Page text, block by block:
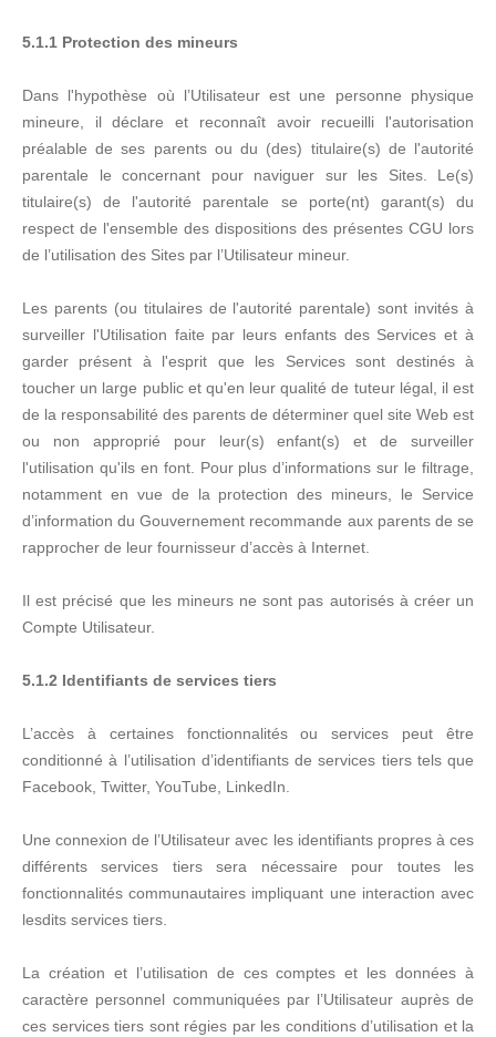
5.1.1 Protection des mineurs
Dans l'hypothèse où l’Utilisateur est une personne physique
mineure, il déclare et reconnaît avoir recueilli l'autorisation
préalable de ses parents ou du (des) titulaire(s) de l'autorité
parentale le concernant pour naviguer sur les Sites. Le(s)
titulaire(s) de l'autorité parentale se porte(nt) garant(s) du
respect de l'ensemble des dispositions des présentes CGU lors
de l’utilisation des Sites par l’Utilisateur mineur.
Les parents (ou titulaires de l'autorité parentale) sont invités à
surveiller l'Utilisation faite par leurs enfants des Services et à
garder présent à l'esprit que les Services sont destinés à
toucher un large public et qu'en leur qualité de tuteur légal, il est
de la responsabilité des parents de déterminer quel site Web est
ou non approprié pour leur(s) enfant(s) et de surveiller
l'utilisation qu'ils en font. Pour plus d’informations sur le filtrage,
notamment en vue de la protection des mineurs, le Service
d’information du Gouvernement recommande aux parents de se
rapprocher de leur fournisseur d’accès à Internet.
Il est précisé que les mineurs ne sont pas autorisés à créer un
Compte Utilisateur.
5.1.2 Identifiants de services tiers
L’accès à certaines fonctionnalités ou services peut être
conditionné à l’utilisation d’identifiants de services tiers tels que
Facebook, Twitter, YouTube, LinkedIn.
Une connexion de l’Utilisateur avec les identifiants propres à ces
différents services tiers sera nécessaire pour toutes les
fonctionnalités communautaires impliquant une interaction avec
lesdits services tiers.
La création et l’utilisation de ces comptes et les données à
caractère personnel communiquées par l’Utilisateur auprès de
ces services tiers sont régies par les conditions d’utilisation et la